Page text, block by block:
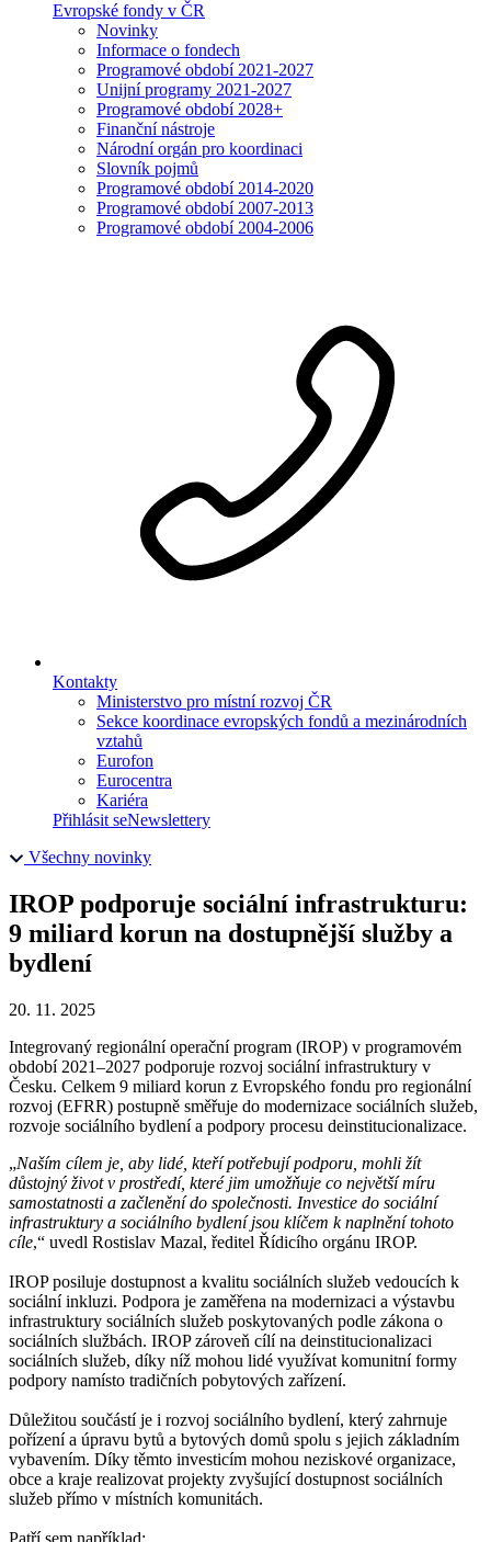
Evropské fondy v ČR
Novinky
Informace o fondech
Programové období 2021-2027
Unijní programy 2021-2027
Programové období 2028+
Finanční nástroje
Národní orgán pro koordinaci
Slovník pojmů
Programové období 2014-2020
Programové období 2007-2013
Programové období 2004-2006
Kontakty
Ministerstvo pro místní rozvoj ČR
Sekce koordinace evropských fondů a mezinárodních
vztahů
Eurofon
Eurocentra
Kariéra
Přihlásit seNewslettery
Všechny novinky
IROP podporuje sociální infrastrukturu:
9 miliard korun na dostupnější služby a
bydlení
20. 11. 2025
Integrovaný regionální operační program (IROP) v programovém
období 2021–2027 podporuje rozvoj sociální infrastruktury v
Česku. Celkem 9 miliard korun z Evropského fondu pro regionální
rozvoj (EFRR) postupně směřuje do modernizace sociálních služeb,
rozvoje sociálního bydlení a podpory procesu deinstitucionalizace.
„Naším cílem je, aby lidé, kteří potřebují podporu, mohli žít
důstojný život v prostředí, které jim umožňuje co největší míru
samostatnosti a začlenění do společnosti. Investice do sociální
infrastruktury a sociálního bydlení jsou klíčem k naplnění tohoto
cíle,“ uvedl Rostislav Mazal, ředitel Řídicího orgánu IROP.
IROP posiluje dostupnost a kvalitu sociálních služeb vedoucích k
sociální inkluzi. Podpora je zaměřena na modernizaci a výstavbu
infrastruktury sociálních služeb poskytovaných podle zákona o
sociálních službách. IROP zároveň cílí na deinstitucionalizaci
sociálních služeb, díky níž mohou lidé využívat komunitní formy
podpory namísto tradičních pobytových zařízení.
Důležitou součástí je i rozvoj sociálního bydlení, který zahrnuje
pořízení a úpravu bytů a bytových domů spolu s jejich základním
vybavením. Díky těmto investicím mohou neziskové organizace,
obce a kraje realizovat projekty zvyšující dostupnost sociálních
služeb přímo v místních komunitách.
Patří sem například: